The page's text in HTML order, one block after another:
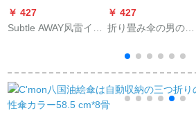
￥ 427
Subtle AWAY风雷イン
￥ 427
折り畳み伞の男の简
黒いゴムの日伞の日
よけ伞の女性の軽い
便な両用の晴雨兼用
伞の经典の暗いゴム